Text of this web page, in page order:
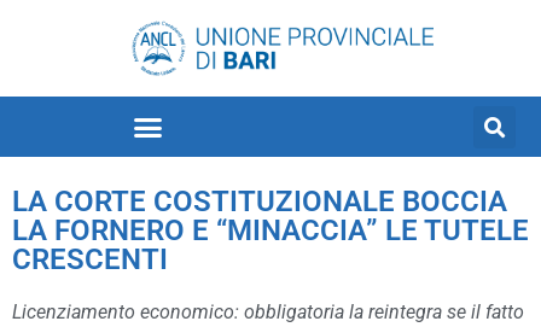
LA CORTE COSTITUZIONALE BOCCIA
LA FORNERO E “MINACCIA” LE TUTELE
CRESCENTI
Licenziamento economico: obbligatoria la reintegra se il fatto